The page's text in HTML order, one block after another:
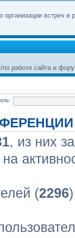
встреч в
работе сайта и
, из них
(2296